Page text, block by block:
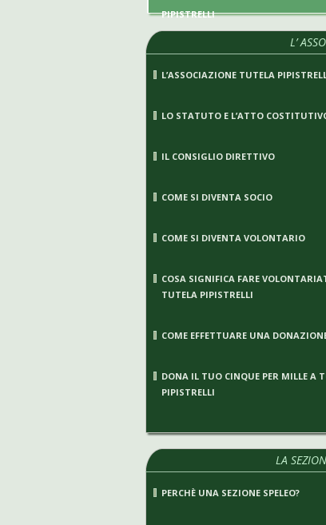
PIPISTRELLI
L’
L’ASSOCIAZIONE TUTELA
LO STATUTO E L’ATTO
IL CONSIGLIO DIRETTIVO
COME SI DIVENTA SOCIO
COME SI DIVENTA VOLONTARIO
COSA SIGNIFICA FARE
TUTELA PIPISTRELLI
COME EFFETTUARE UNA
DONA IL TUO CINQUE PER MILLE A
PIPISTRELLI
LA
PERCHÈ UNA SEZIONE SPELEO?